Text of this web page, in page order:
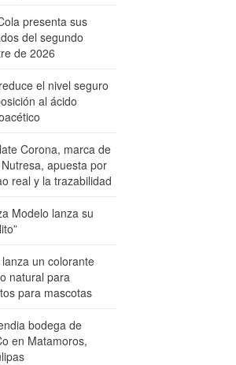
presenta sus
del segundo
de 2026
el nivel seguro
al ácido
Corona, marca de
apuesta por
real y la trazabilidad
Modelo lanza su
un colorante
natural para
para mascotas
bodega de
en Matamoros,